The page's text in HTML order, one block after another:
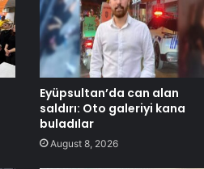
Eyüpsultan’da can alan
saldırı: Oto galeriyi kana
buladılar
August 8, 2026